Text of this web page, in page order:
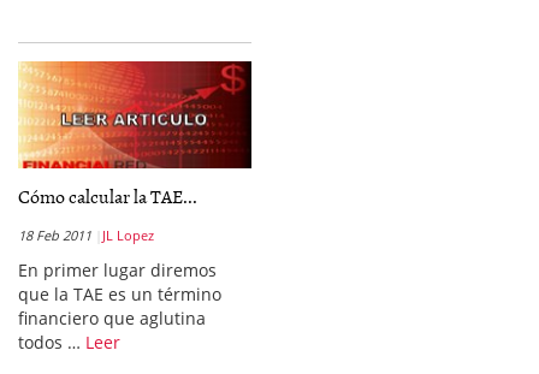
Cómo calcular la TAE...
18 Feb 2011 JL Lopez
En primer lugar diremos
que la TAE es un término
financiero que aglutina
todos … Leer